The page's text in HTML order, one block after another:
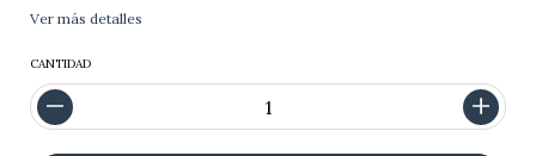
Ver más detalles
CANTIDAD